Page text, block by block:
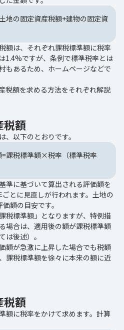
地の固定資産税額+建物の固定資
額は、それぞれ課税標準額に税率
1.4%ですが、条例で標準税率とは
もあるため、ホームページなどで
税額を求める方法をそれぞれ解説
額
以下のとおりです。
課税標準額×税率（標準税率
準に基づいて算出される評価額を
とに見直しが行われます。土地の
額の目安です。
税標準額」となりますが、特例措
場合は、適用後の額が課税標準額
は後述）。
額が急激に上昇した場合でも税額
課税標準額を徐々に本来の額に近
額
額に税率をかけて求めます。計算